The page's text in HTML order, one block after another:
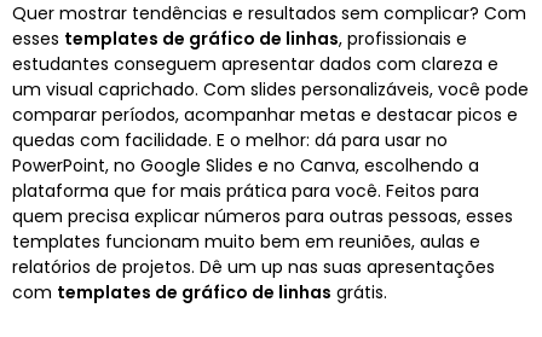
Quer mostrar tendências e resultados sem complicar? Com
esses templates de gráfico de linhas, profissionais e
estudantes conseguem apresentar dados com clareza e
um visual caprichado. Com slides personalizáveis, você pode
comparar períodos, acompanhar metas e destacar picos e
quedas com facilidade. E o melhor: dá para usar no
PowerPoint, no Google Slides e no Canva, escolhendo a
plataforma que for mais prática para você. Feitos para
quem precisa explicar números para outras pessoas, esses
templates funcionam muito bem em reuniões, aulas e
relatórios de projetos. Dê um up nas suas apresentações
com templates de gráfico de linhas grátis.